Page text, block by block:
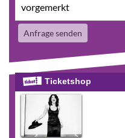
vorgemerkt
Anfrage senden
Ticketshop